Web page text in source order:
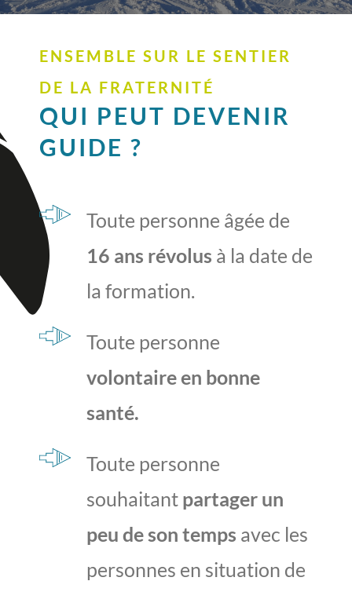
ENSEMBLE SUR LE SENTIER
DE LA FRATERNITÉ
QUI PEUT DEVENIR
GUIDE ?
Toute personne âgée de
16 ans révolus à la date de
la formation.
Toute personne
volontaire en bonne
santé.
Toute personne
souhaitant partager un
peu de son temps avec les
personnes en situation de